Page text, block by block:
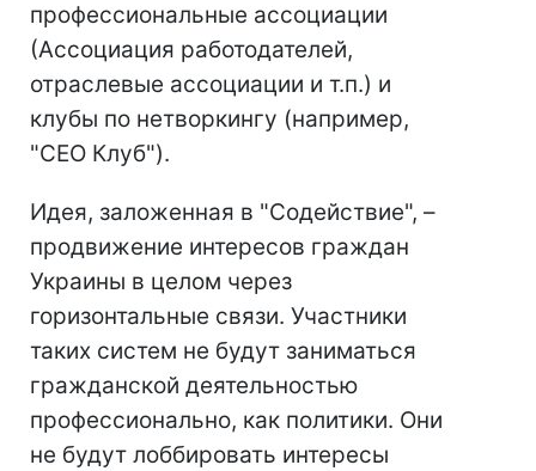
профессиональные ассоциации
(Ассоциация работодателей,
отраслевые ассоциации и т.п.) и
клубы по нетворкингу (например,
"СЕО Клуб").
Идея, заложенная в "Содействие", –
продвижение интересов граждан
Украины в целом через
горизонтальные связи. Участники
таких систем не будут заниматься
гражданской деятельностью
профессионально, как политики. Они
не будут лоббировать интересы